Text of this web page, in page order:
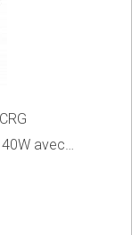
avec…